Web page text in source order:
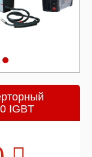
IGBT